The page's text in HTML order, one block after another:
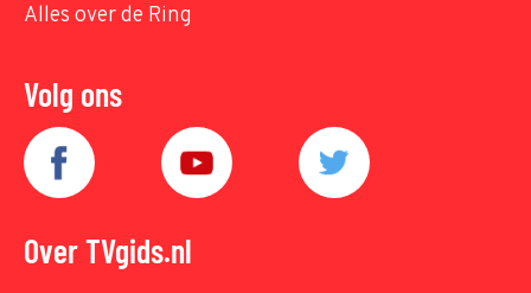
Alles over de Ring
Volg ons
Over TVgids.nl